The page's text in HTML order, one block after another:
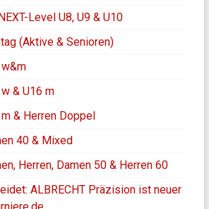
Level U8, U9 & U10
(Aktive & Senioren)
& U16 m
& Herren Doppel
40 & Mixed
Herren, Damen 50 & Herren 60
ALBRECHT Präzision ist neuer